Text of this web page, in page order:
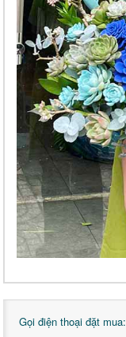
Gọi điện thoại đặt mua: